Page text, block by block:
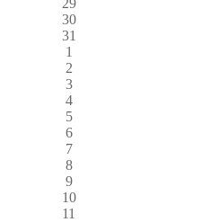
30
31
1
2
3
4
5
6
7
8
9
10
11